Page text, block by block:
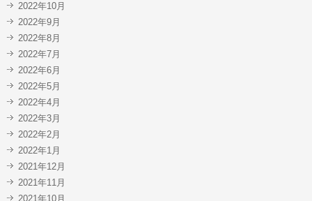
2022年10月
2022年9月
2022年8月
2022年7月
2022年6月
2022年5月
2022年4月
2022年3月
2022年2月
2022年1月
2021年12月
2021年11月
2021年10月